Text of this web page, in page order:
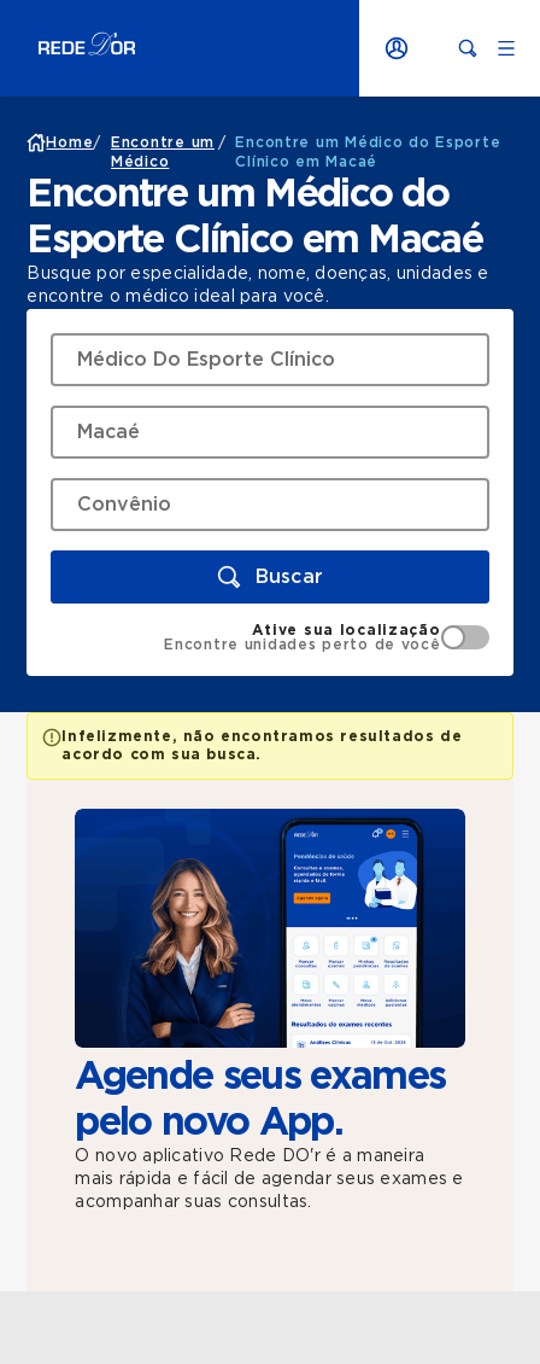
Home/
Encontre um
Médico
/
Encontre um Médico do Esporte
Clínico em Macaé
Encontre um Médico do
Esporte Clínico em Macaé
Busque por especialidade, nome, doenças, unidades e
encontre o médico ideal para você.
Buscar
Ative sua localização
Encontre unidades perto de você
Infelizmente, não encontramos resultados de
acordo com sua busca.
Agende seus exames
pelo novo App.
O novo aplicativo Rede DO'r é a maneira
mais rápida e fácil de agendar seus exames e
acompanhar suas consultas.